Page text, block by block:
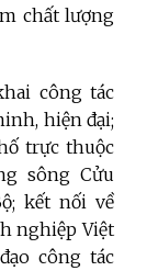
chất lượng
công tác
hiện đại;
trực thuộc
sông Cửu
kết nối về
nghiệp Việt
công tác